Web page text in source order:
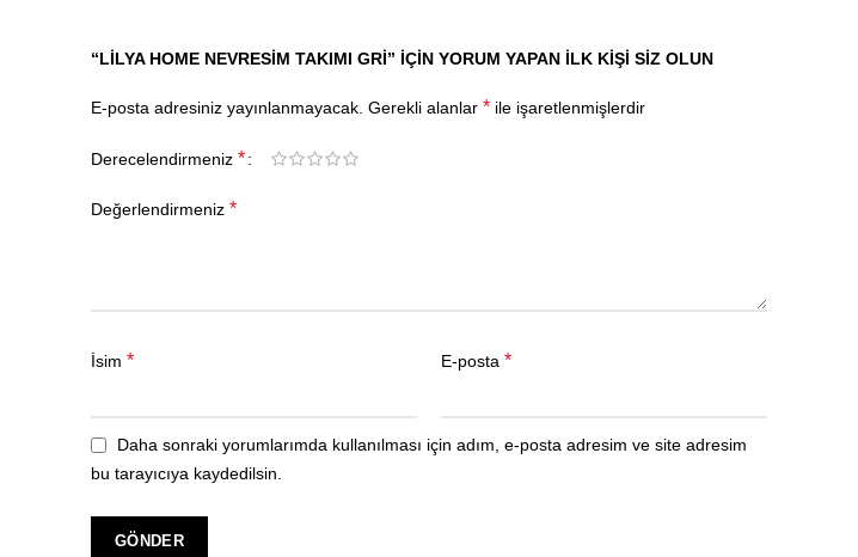
“LILYA HOME NEVRESIM TAKIMI GRI” IÇIN YORUM YAPAN ILK KIŞI SIZ OLUN
E-posta adresiniz yayınlanmayacak. Gerekli alanlar * ile işaretlenmişlerdir
Derecelendirmeniz *
Değerlendirmeniz *
İsim * E-posta *
Daha sonraki yorumlarımda kullanılması için adım, e-posta adresim ve site adresim
bu tarayıcıya kaydedilsin.